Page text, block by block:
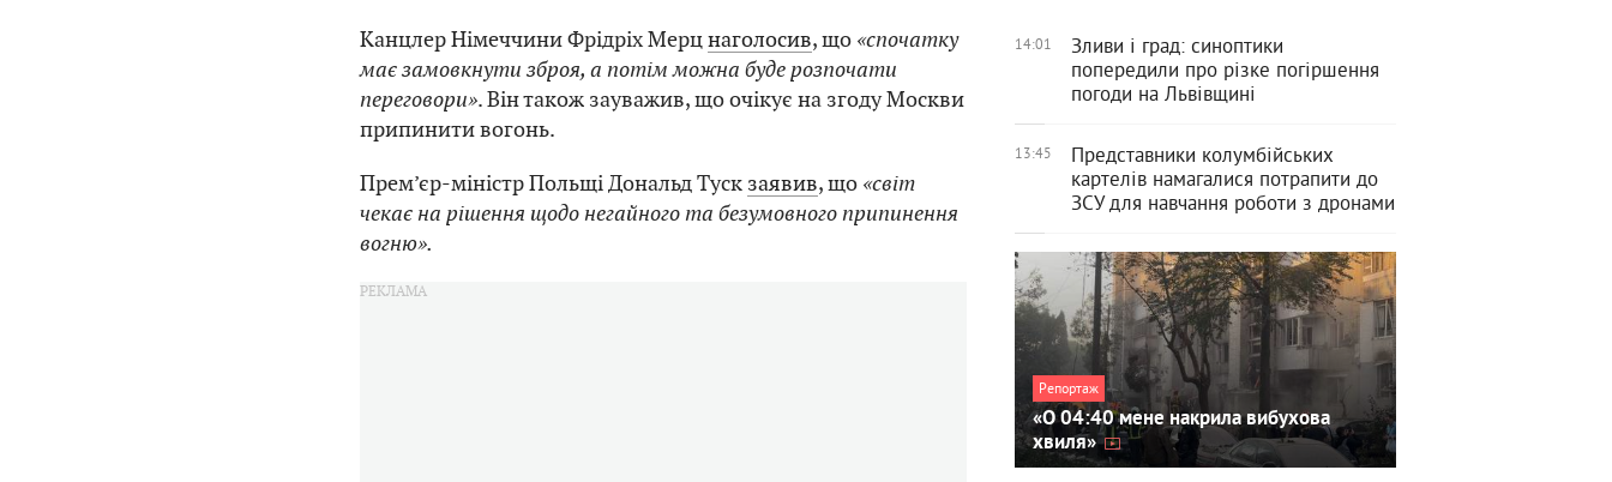
Канцлер Німеччини Фрідріх Мерцнаголосив, що «спочатку
має замовкнути зброя, а потім можна буде розпочати
переговори». Він також зауважив, що очікує на згоду Москви
припинити вогонь.
Прем’єр-міністр Польщі Дональд Туск заявив, що «світ
чекає на рішення щодо негайного та безумовного припинення
вогню».
14:01
Зливи і град: синоптики
попередили про різке погіршення
погоди на Львівщині
13:45
Представники колумбійських
картелів намагалися потрапити до
ЗСУ для навчання роботи з дронами
Репортаж
«О 04:40 мене накрила вибухова
хвиля»